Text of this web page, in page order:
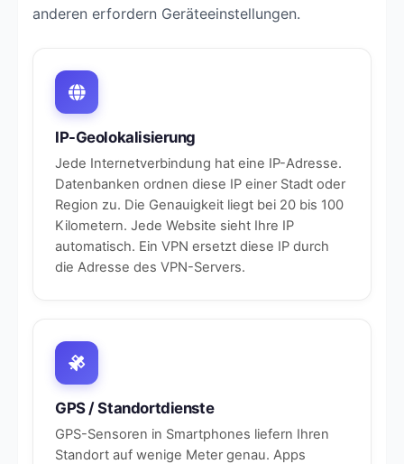
anderen erfordern Geräteeinstellungen.
IP-Geolokalisierung
Jede Internetverbindung hat eine IP-Adresse.
Datenbanken ordnen diese IP einer Stadt oder
Region zu. Die Genauigkeit liegt bei 20 bis 100
Kilometern. Jede Website sieht Ihre IP
automatisch. Ein VPN ersetzt diese IP durch
die Adresse des VPN-Servers.
GPS / Standortdienste
GPS-Sensoren in Smartphones liefern Ihren
Standort auf wenige Meter genau. Apps